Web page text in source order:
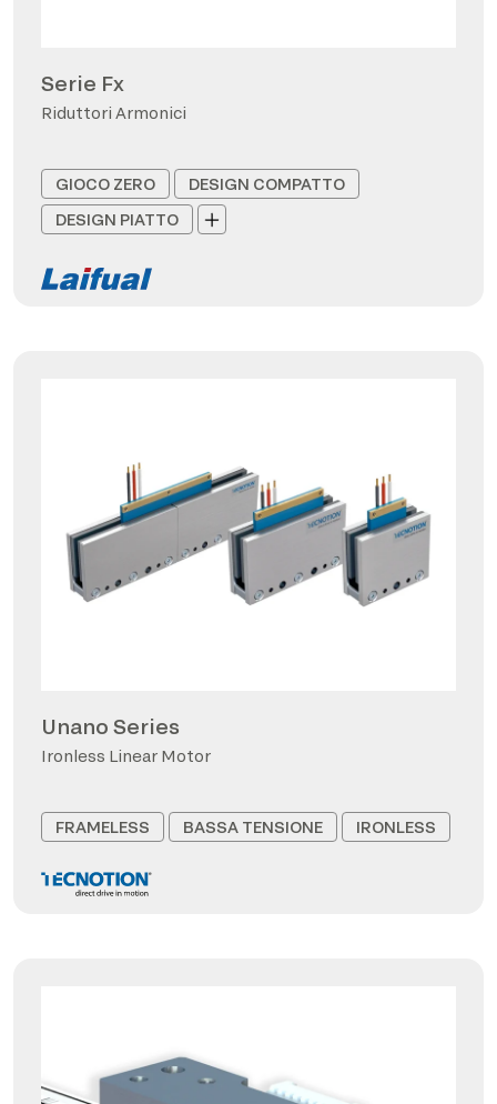
Serie Fx
Riduttori Armonici
GIOCO ZERO
DESIGN COMPATTO
DESIGN PIATTO
Unano Series
Ironless Linear Motor
FRAMELESS BASSA TENSIONE IRONLESS